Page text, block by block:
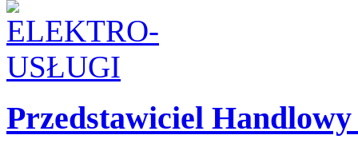
Przedstawiciel Handlowy